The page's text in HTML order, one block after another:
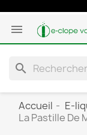

search
Accueil E-
La Pastille De